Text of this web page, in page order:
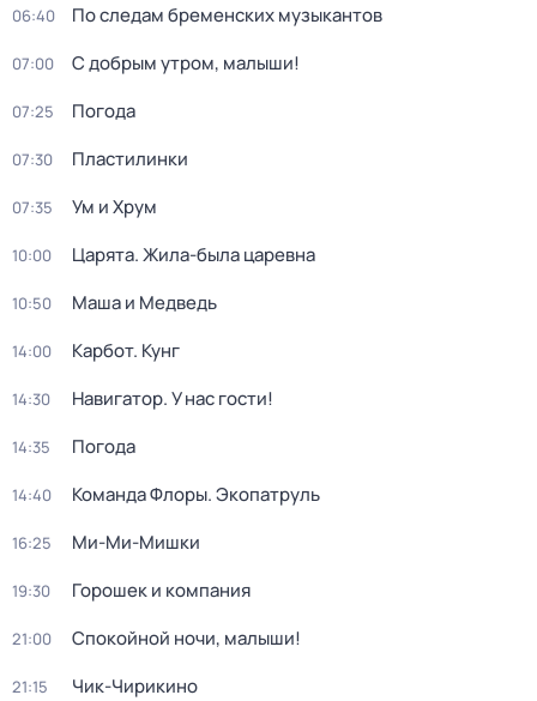
06:40 По следам бременских музыкантов
07:00 С добрым утром, малыши!
07:25 Погода
07:30 Пластилинки
07:35 Ум и Хрум
10:00 Царята. Жила-была царевна
10:50 Маша и Медведь
14:00 Карбот. Кунг
14:30 Навигатор. У нас гости!
14:35 Погода
14:40 Команда Флоры. Экопатруль
16:25 Ми-Ми-Мишки
19:30 Горошек и компания
21:00 Спокойной ночи, малыши!
21:15 Чик-Чирикино